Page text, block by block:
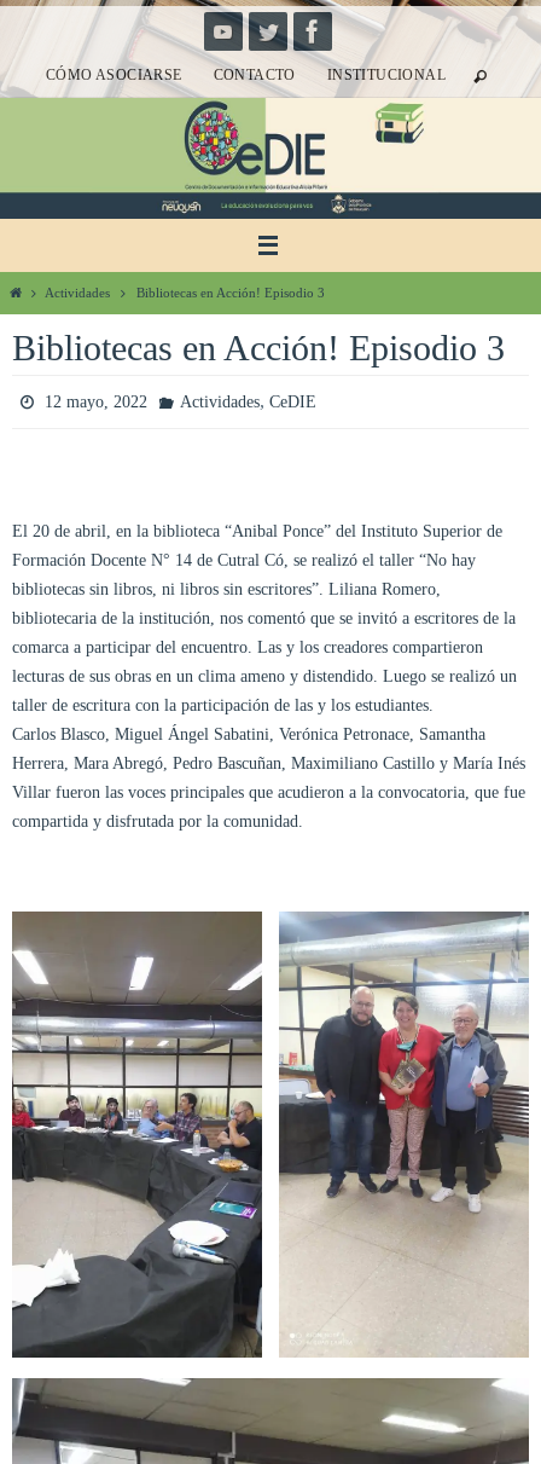
contenidoCÓMO ASOCIARSE CONTACTO INSTITUCIONAL
InicioActividades Bibliotecas en Acción! Episodio 3
Bibliotecas en Acción! Episodio 3
12 mayo, 2022 Actividades, CeDIE
El 20 de abril, en la biblioteca “Anibal Ponce” del Instituto Superior de
Formación Docente N° 14 de Cutral Có, se realizó el taller “No hay
bibliotecas sin libros, ni libros sin escritores”. Liliana Romero,
bibliotecaria de la institución, nos comentó que se invitó a escritores de la
comarca a participar del encuentro. Las y los creadores compartieron
lecturas de sus obras en un clima ameno y distendido. Luego se realizó un
taller de escritura con la participación de las y los estudiantes.
Carlos Blasco, Miguel Ángel Sabatini, Verónica Petronace, Samantha
Herrera, Mara Abregó, Pedro Bascuñan, Maximiliano Castillo y María Inés
Villar fueron las voces principales que acudieron a la convocatoria, que fue
compartida y disfrutada por la comunidad.